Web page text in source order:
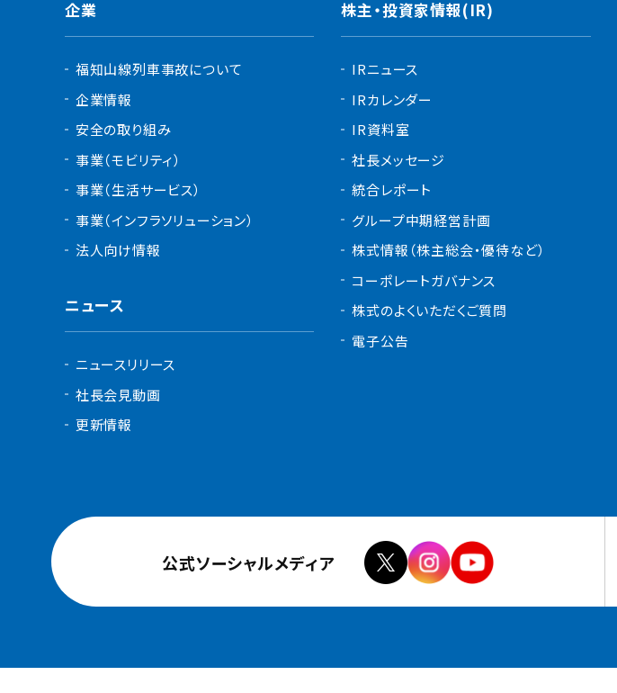
企業
福知山線列車事故について
企業情報
安全の取り組み
事業（モビリティ）
事業（生活サービス）
事業（インフラソリューション）
法人向け情報
ニュース
ニュースリリース
社長会見動画
更新情報
株主・投資家情報(IR)
IRニュース
IRカレンダー
IR資料室
社長メッセージ
統合レポート
グループ中期経営計画
株式情報（株主総会・優待など）
コーポレートガバナンス
株式のよくいただくご質問
電子公告
公式ソーシャルメディア